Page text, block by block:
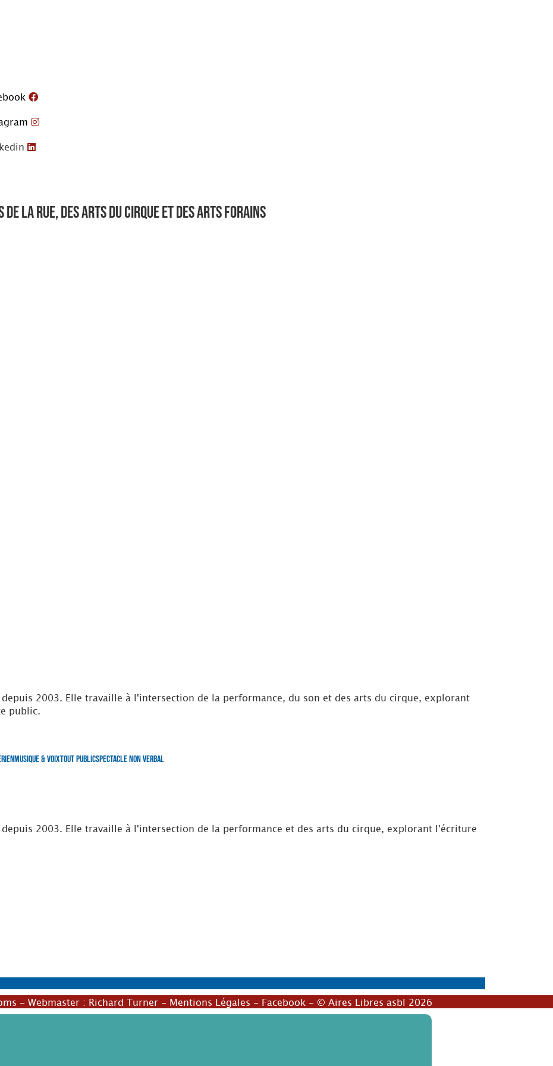
de la rue, des arts du cirque et des arts forains
2003. Elle travaille à l'intersection de la performance, du son et des arts du cirque, explorant
public.
Musique & VoixTout PublicSpectacle non verbal
2003. Elle travaille à l'intersection de la performance et des arts du cirque, explorant l'écriture
- Webmaster : Richard Turner - Mentions Légales - Facebook - © Aires Libres asbl 2026